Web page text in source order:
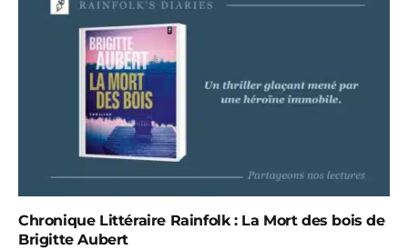
Chronique Littéraire Rainfolk : La Mort des bois de
Brigitte Aubert